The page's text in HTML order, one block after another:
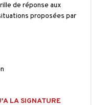
de réponse aux
proposées par
LA SIGNATURE